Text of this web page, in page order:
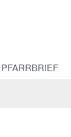
PFARRBRIEF